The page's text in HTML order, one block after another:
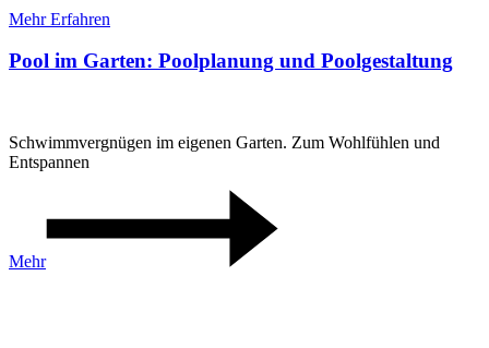
Mehr Erfahren
Pool im Garten: Poolplanung und Poolgestaltung
Schwimmvergnügen im eigenen Garten. Zum Wohlfühlen und
Entspannen
Mehr